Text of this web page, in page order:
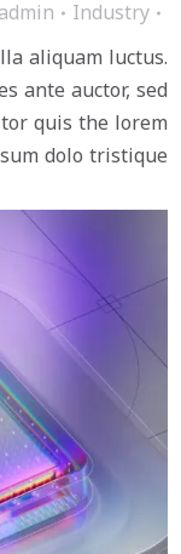
Industry
admin
aliquam luctus.
ante auctor, sed
quis the lorem
dolo tristique.